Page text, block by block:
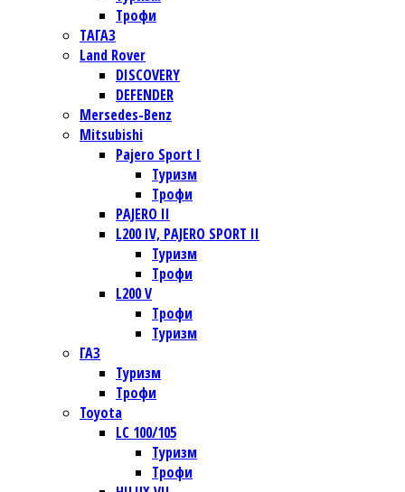
Трофи
TАГАЗ
Land Rover
DISCOVERY
DEFENDER
Mersedes-Benz
Mitsubishi
Pajero Sport I
Туризм
Трофи
PAJERO II
L200 IV, PAJERO SPORT II
Туризм
Трофи
L200 V
Трофи
Туризм
ГАЗ
Туризм
Трофи
Toyota
LC 100/105
Туризм
Трофи